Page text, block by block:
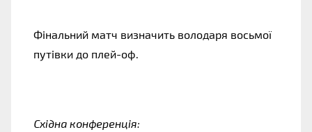
Фінальний матч визначить володаря восьмої
путівки до плей-оф.
Східна конференція: